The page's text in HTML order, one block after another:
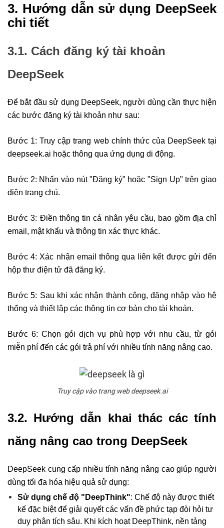
3. Hướng dẫn sử dụng DeepSeek
chi tiết
3.1. Cách đăng ký tài khoản
DeepSeek
Để bắt đầu sử dụng DeepSeek, người dùng cần thực hiện
các bước đăng ký tài khoản như sau:
Bước 1: Truy cập trang web chính thức của DeepSeek tại
deepseek.ai hoặc thông qua ứng dụng di động.
Bước 2: Nhấn vào nút "Đăng ký" hoặc "Sign Up" trên giao
diện trang chủ.
Bước 3: Điền thông tin cá nhân yêu cầu, bao gồm địa chỉ
email, mật khẩu và thông tin xác thực khác.
Bước 4: Xác nhận email thông qua liên kết được gửi đến
hộp thư điện tử đã đăng ký.
Bước 5: Sau khi xác nhận thành công, đăng nhập vào hệ
thống và thiết lập các thông tin cơ bản cho tài khoản.
Bước 6: Chọn gói dịch vụ phù hợp với nhu cầu, từ gói
miễn phí đến các gói trả phí với nhiều tính năng nâng cao.
Truy cập vào trang web deepseek.ai
3.2. Hướng dẫn khai thác các tính
năng nâng cao trong DeepSeek
DeepSeek cung cấp nhiều tính năng nâng cao giúp người
dùng tối đa hóa hiệu quả sử dụng:
Sử dụng chế độ "DeepThink": Chế độ này được thiết
kế đặc biệt để giải quyết các vấn đề phức tạp đòi hỏi tư
duy phân tích sâu. Khi kích hoạt DeepThink, nền tảng